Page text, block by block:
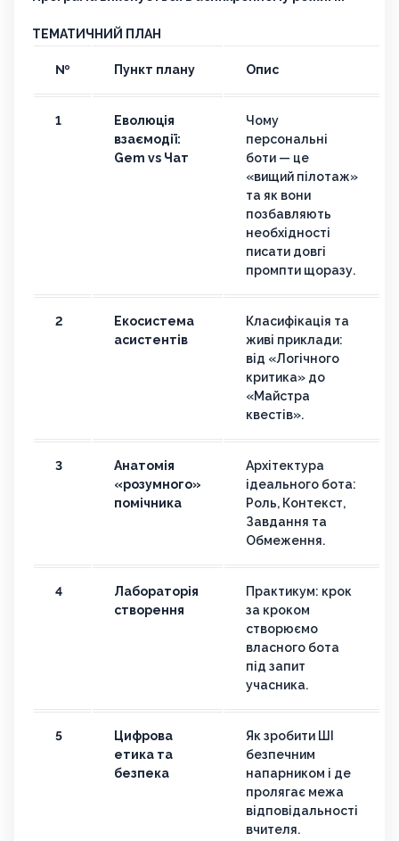
ТЕМАТИЧНИЙ ПЛАН
№ Пункт плану Опис
1
Еволюція
взаємодії:
Gem vs Чат
Чому
персональні
боти — це
«вищий пілотаж»
та як вони
позбавляють
необхідності
писати довгі
промпти щоразу.
2
Екосистема
асистентів
Класифікація та
живі приклади:
від «Логічного
критика» до
«Майстра
квестів».
3
Анатомія
«розумного»
помічника
Архітектура
ідеального бота:
Роль, Контекст,
Завдання та
Обмеження.
4
Лабораторія
створення
Практикум: крок
за кроком
створюємо
власного бота
під запит
учасника.
5
Цифрова
етика та
безпека
Як зробити ШІ
безпечним
напарником і де
пролягає межа
відповідальності
вчителя.